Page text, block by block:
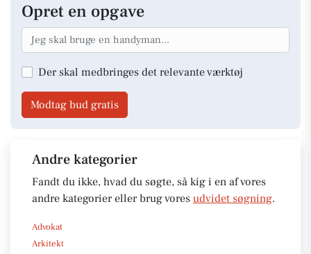
Opret en opgave
Der skal medbringes det relevante værktøj
Modtag bud gratis
Andre kategorier
Fandt du ikke, hvad du søgte, så kig i en af vores
andre kategorier eller brug vores udvidet søgning.
Advokat
Arkitekt